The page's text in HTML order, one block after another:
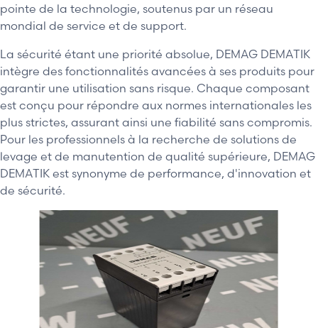
pointe de la technologie, soutenus par un réseau
mondial de service et de support.
La sécurité étant une priorité absolue, DEMAG DEMATIK
intègre des fonctionnalités avancées à ses produits pour
garantir une utilisation sans risque. Chaque composant
est conçu pour répondre aux normes internationales les
plus strictes, assurant ainsi une fiabilité sans compromis.
Pour les professionnels à la recherche de solutions de
levage et de manutention de qualité supérieure, DEMAG
DEMATIK est synonyme de performance, d'innovation et
de sécurité.